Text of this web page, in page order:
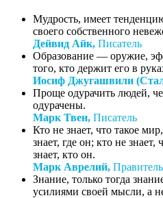
Мудрость, имеет
своего собственного
Дейвид Айк, Писатель
Образование — оружие,
того, кто держит его в
Иосиф Джугашвили
Проще одурачить людей,
одурачены.
Марк Твен, Писатель
Кто не знает, что такое
знает, где он; кто не знает,
знает, кто он.
Марк Аврелий, Правитель
Знание, только тогда
усилиями своей мысли, а